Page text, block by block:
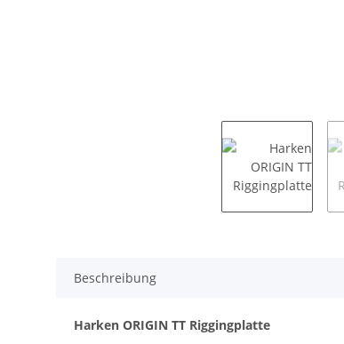
Beschreibung
Harken ORIGIN TT Riggingplatte